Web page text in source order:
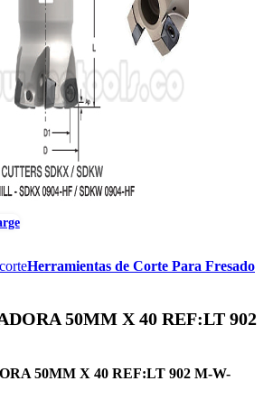
Herramientas de Corte Para Fresado
50MM X 40 REF:LT 902
50MM X 40 REF:LT 902 M-W-